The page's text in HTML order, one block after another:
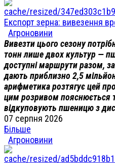
Експорт зерна: вивезення
Агроновини
Вивезти цього сезону
тонн лише двох культур —
доступні маршрути разом,
дають приблизно 2,5
арифметика розтягує цей
цим розривом пояснюється
відкуповують пшеницю з
07 серпня 2026
Більше
Агроновини